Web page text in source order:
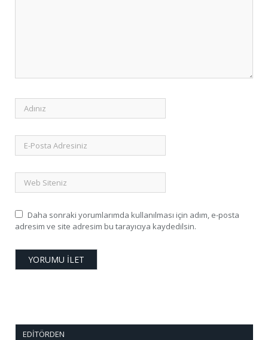
Daha sonraki yorumlarımda kullanılması için adım, e-posta
adresim ve site adresim bu tarayıcıya kaydedilsin.
EDITÖRDEN